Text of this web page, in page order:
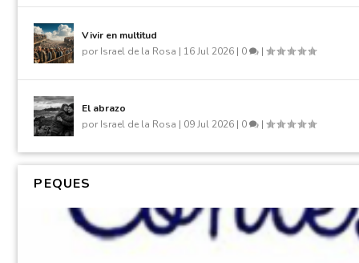
Vivir en multitud
porIsrael de la Rosa | 16 Jul 2026 | 0 |
El abrazo
porIsrael de la Rosa | 09 Jul 2026 | 0 |
PEQUES